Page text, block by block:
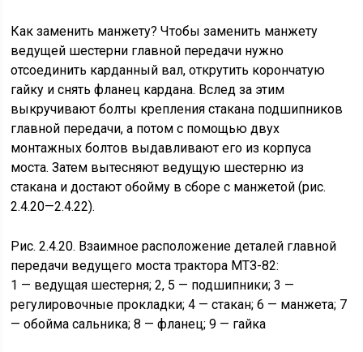
Как заменить манжету? Чтобы заменить манжету
ведущей шестерни главной передачи нужно
отсоединить карданный вал, открутить корончатую
гайку и снять фланец кардана. Вслед за этим
выкручивают болты крепления стакана подшипников
главной передачи, а потом с помощью двух
монтажных болтов выдавливают его из корпуса
моста. Затем вытесняют ведущую шестерню из
стакана и достают обойму в сборе с манжетой (рис.
2.4.20—2.4.22).
Рис. 2.4.20. Взаимное расположение деталей главной
передачи ведущего моста трактора МТЗ-82:
1 — ведущая шестерня; 2, 5 — подшипники; 3 —
регулировочные прокладки; 4 — стакан; 6 — манжета; 7
— обойма сальника; 8 — фланец; 9 — гайка